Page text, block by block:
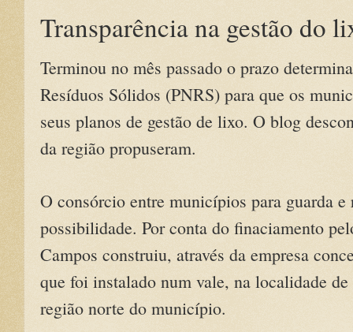
Transparência na gestão do
Terminou no mês passado o prazo
Resíduos Sólidos (PNRS) para que os
seus planos de gestão de lixo. O blog
da região propuseram.
O consórcio entre municípios para guarda
possibilidade. Por conta do finaciamento
Campos construiu, através da empresa
que foi instalado num vale, na localidade
região norte do município.